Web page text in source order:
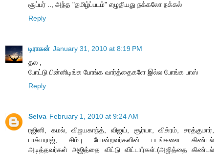
சூப்பர் .., அந்த "தமிழ்ப்படம்" எழுதியது நக்கலோ நக்கல்
Reply
டிராகன் January 31, 2010 at 8:19 PM
தல ,
போட்டு பின்னிடிங்க போங்க வார்த்தைகளே இல்ல போங்க பாஸ்
Reply
Selva February 1, 2010 at 9:24 AM
ரஜினி, கமல், விஜயகாந்த், விஜய், சூர்யா, விக்ரம், சரத்குமார்,
பாக்யராஜ், சிம்பு போன்றவர்களின் படங்களை கிண்டல்
அடித்தவர்கள் அஜித்தை விட்டு விட்டார்கள்.(அஜித்தை கிண்டல்